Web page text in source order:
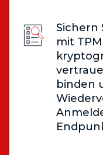
Sichern
mit
binden